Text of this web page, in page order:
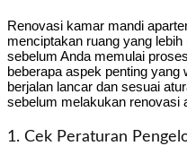
Renovasi kamar mandi
menciptakan ruang yang
sebelum Anda memulai
beberapa aspek penting yang
berjalan lancar dan sesuai
sebelum melakukan renovasi
1. Cek Peraturan